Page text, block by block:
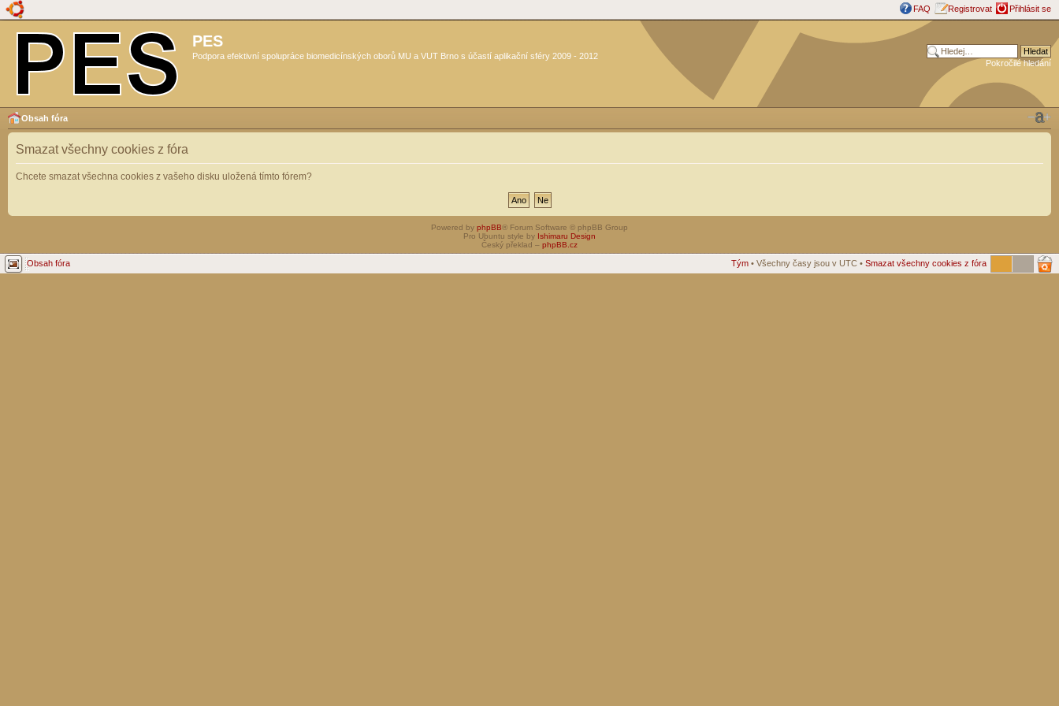
FAQ Registrovat Přihlásit se
PES
Podpora efektivní spolupráce biomedicínských oborů MU a VUT Brno s účastí aplikační sféry 2009 - 2012
Pokročilé hledání
Obsah fóra
Smazat všechny cookies z fóra
Chcete smazat všechna cookies z vašeho disku uložená tímto fórem?
Powered by phpBB® Forum Software © phpBB Group
Pro Ubuntu style by Ishimaru Design
Český překlad – phpBB.cz
Obsah fóra Tým • Všechny časy jsou v UTC • Smazat všechny cookies z fóra